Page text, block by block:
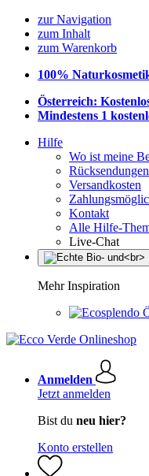
zur Navigation
zum Inhalt
zum Warenkorb
100%
Österreich:
Mindestens 1
Hilfe
Wo ist meine
Rücksendungen
Versandkosten
Kontakt
Alle Hilfe-
Live-Chat
Mehr Inspiration
Anmelden
Jetzt anmelden
Bist du neu hier?
Konto erstellen